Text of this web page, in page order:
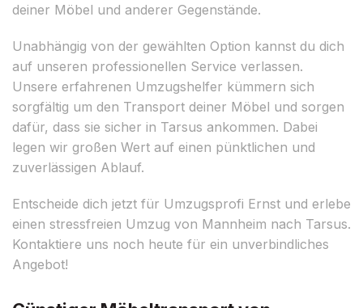
deiner Möbel und anderer Gegenstände.
Unabhängig von der gewählten Option kannst du dich
auf unseren professionellen Service verlassen.
Unsere erfahrenen Umzugshelfer kümmern sich
sorgfältig um den Transport deiner Möbel und sorgen
dafür, dass sie sicher in Tarsus ankommen. Dabei
legen wir großen Wert auf einen pünktlichen und
zuverlässigen Ablauf.
Entscheide dich jetzt für Umzugsprofi Ernst und erlebe
einen stressfreien Umzug von Mannheim nach Tarsus.
Kontaktiere uns noch heute für ein unverbindliches
Angebot!